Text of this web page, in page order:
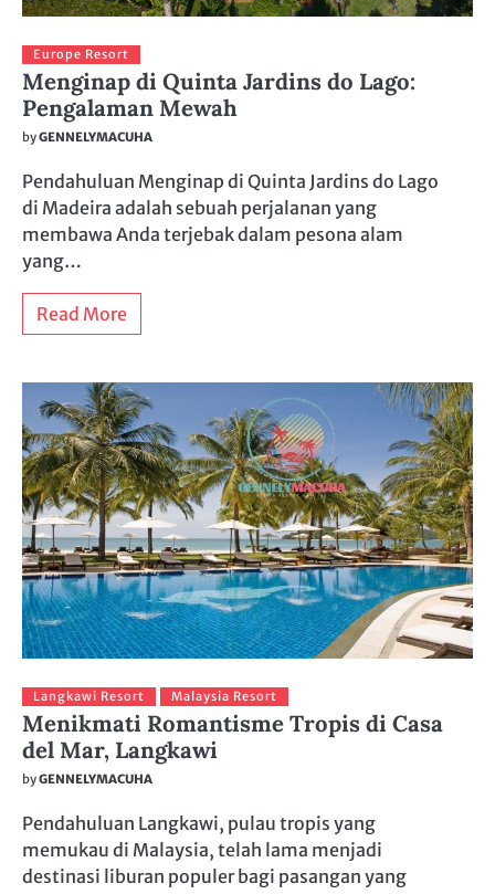
Europe Resort
Menginap di Quinta Jardins do Lago:
Pengalaman Mewah
byGENNELYMACUHA
Pendahuluan Menginap di Quinta Jardins do Lago
di Madeira adalah sebuah perjalanan yang
membawa Anda terjebak dalam pesona alam
yang…
Read More
Langkawi Resort Malaysia Resort
Menikmati Romantisme Tropis di Casa
del Mar, Langkawi
byGENNELYMACUHA
Pendahuluan Langkawi, pulau tropis yang
memukau di Malaysia, telah lama menjadi
destinasi liburan populer bagi pasangan yang